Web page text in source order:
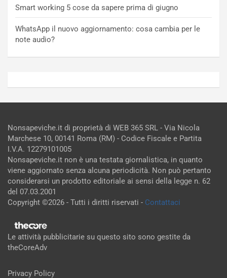
Smart working 5 cose da sapere prima di giugno
WhatsApp il nuovo aggiornamento: cosa cambia per le
note audio?
Nonsapeviche.it di proprietà di WEB 365 SRL - Via Nicola
Marchese 10, 00141 Roma (RM) - Codice Fiscale e Partita
I.V.A. 12279101005
Nonsapeviche.it non è una testata giornalistica, in quanto
viene aggiornato senza alcuna periodicità. Non può pertanto
considerarsi un prodotto editoriale ai sensi della legge n. 62
del 07.03.2001
Copyright ©2026 - Tutti i diritti riservati - Contattaci
Le attività pubblicitarie su questo sito sono gestite da
theCoreAdv
Privacy Policy